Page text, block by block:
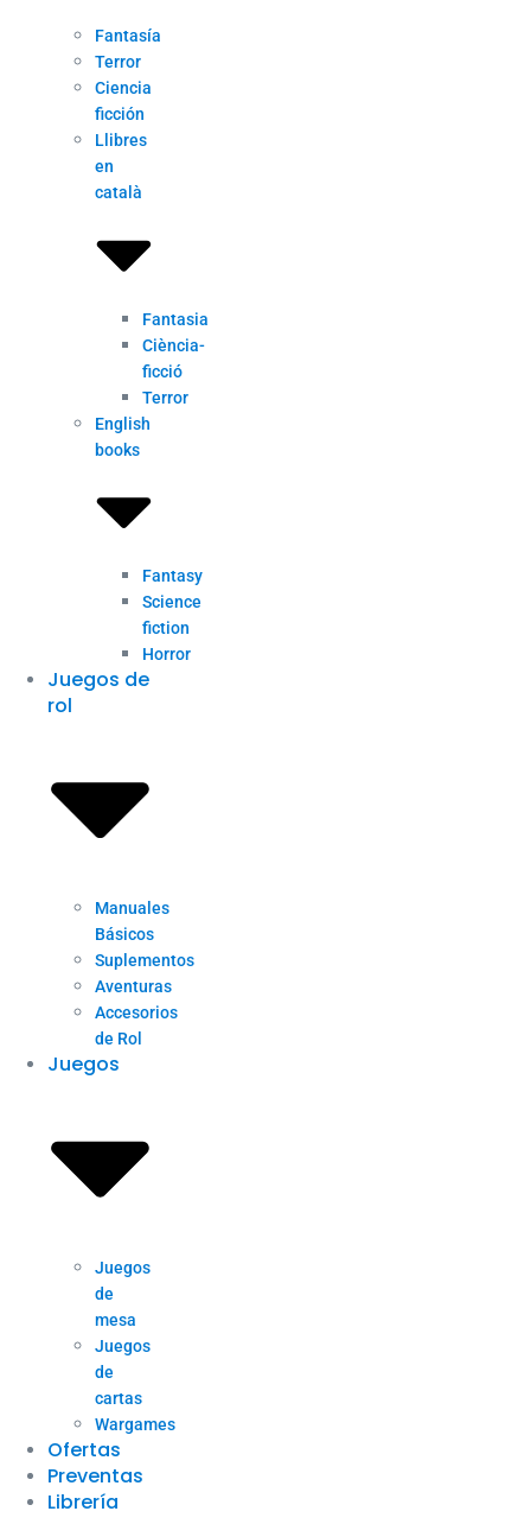
Fantasía
Terror
Ciencia
ficción
Llibres
en
català
Fantasia
Ciència-
ficció
Terror
English
books
Fantasy
Science
fiction
Horror
Juegos de
rol
Manuales
Básicos
Suplementos
Aventuras
Accesorios
de Rol
Juegos
Juegos
de
mesa
Juegos
de
cartas
Wargames
Ofertas
Preventas
Librería